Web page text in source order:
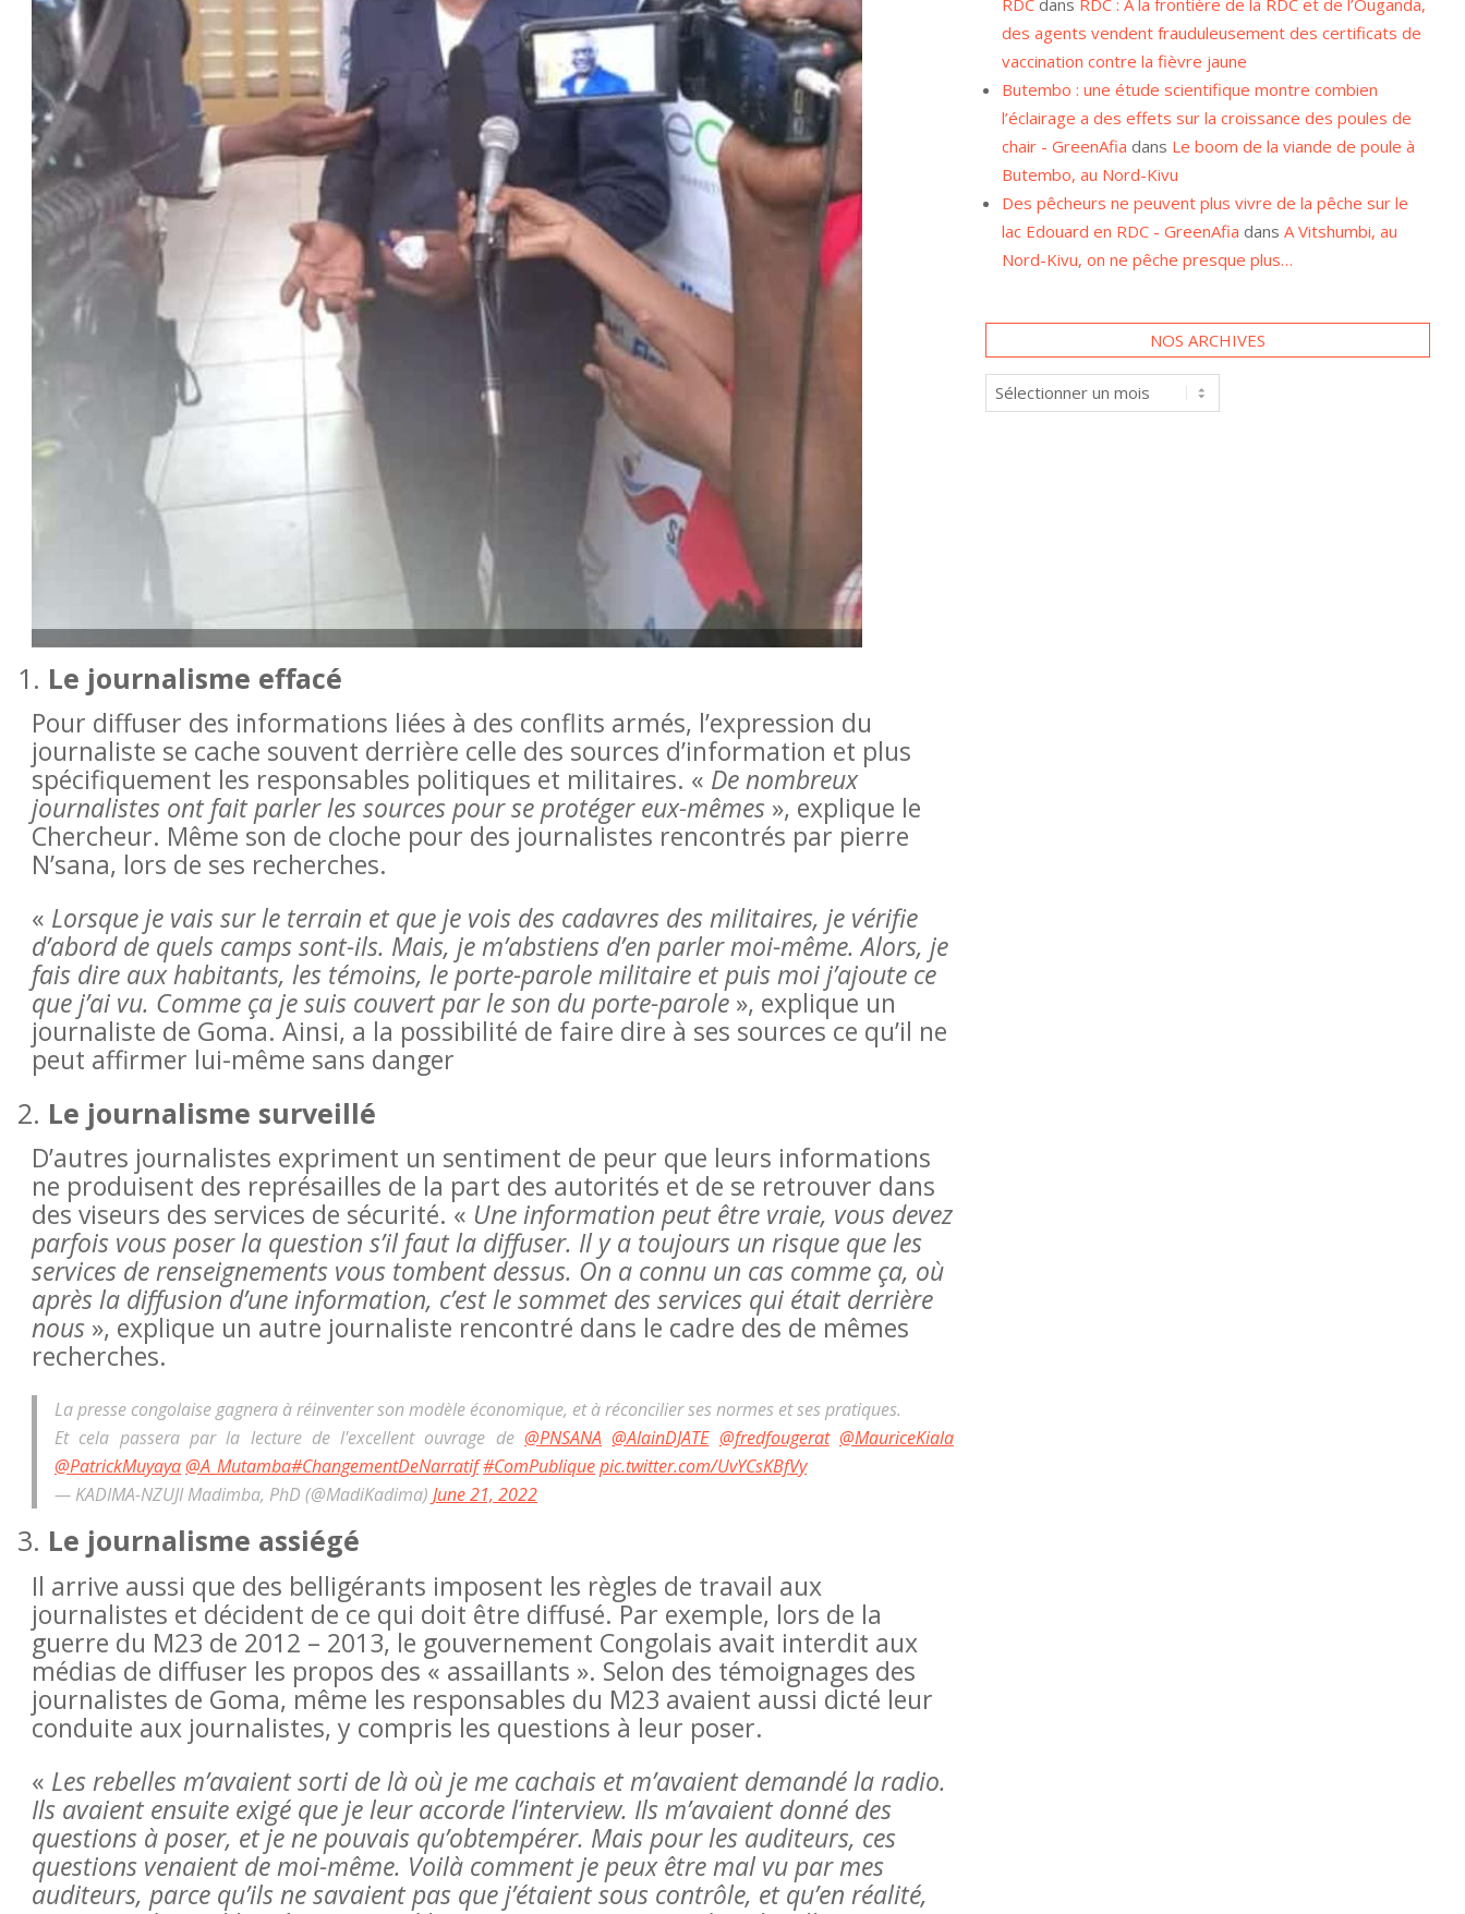
Le journalisme effacé
Pour diffuser des informations liées à des conflits armés, l’expression du
journaliste se cache souvent derrière celle des sources d’information et plus
spécifiquement les responsables politiques et militaires. « De nombreux
journalistes ont fait parler les sources pour se protéger eux-mêmes », explique le
Chercheur. Même son de cloche pour des journalistes rencontrés par pierre
N’sana, lors de ses recherches.
« Lorsque je vais sur le terrain et que je vois des cadavres des militaires, je vérifie
d’abord de quels camps sont-ils. Mais, je m’abstiens d’en parler moi-même. Alors, je
fais dire aux habitants, les témoins, le porte-parole militaire et puis moi j’ajoute ce
que j’ai vu. Comme ça je suis couvert par le son du porte-parole », explique un
journaliste de Goma. Ainsi, a la possibilité de faire dire à ses sources ce qu’il ne
peut affirmer lui-même sans danger
Le journalisme surveillé
D’autres journalistes expriment un sentiment de peur que leurs informations
ne produisent des représailles de la part des autorités et de se retrouver dans
des viseurs des services de sécurité. « Une information peut être vraie, vous devez
parfois vous poser la question s’il faut la diffuser. Il y a toujours un risque que les
services de renseignements vous tombent dessus. On a connu un cas comme ça, où
après la diffusion d’une information, c’est le sommet des services qui était derrière
nous », explique un autre journaliste rencontré dans le cadre des de mêmes
recherches.
La presse congolaise gagnera à réinventer son modèle économique, et à réconcilier ses normes et ses pratiques.
Et cela passera par la lecture de l'excellent ouvrage de@PNSANA @AlainDJATE @fredfougerat @MauriceKiala
@PatrickMuyaya@A_Mutamba#ChangementDeNarratif#ComPubliquepic.twitter.com/UvYCsKBfVy
— KADIMA-NZUJI Madimba, PhD (@MadiKadima) June 21, 2022
Le journalisme assiégé
Il arrive aussi que des belligérants imposent les règles de travail aux
journalistes et décident de ce qui doit être diffusé. Par exemple, lors de la
guerre du M23 de 2012 – 2013, le gouvernement Congolais avait interdit aux
médias de diffuser les propos des « assaillants ». Selon des témoignages des
journalistes de Goma, même les responsables du M23 avaient aussi dicté leur
conduite aux journalistes, y compris les questions à leur poser.
« Les rebelles m’avaient sorti de là où je me cachais et m’avaient demandé la radio.
Ils avaient ensuite exigé que je leur accorde l’interview. Ils m’avaient donné des
questions à poser, et je ne pouvais qu’obtempérer. Mais pour les auditeurs, ces
questions venaient de moi-même. Voilà comment je peux être mal vu par mes
auditeurs, parce qu’ils ne savaient pas que j’étaient sous contrôle, et qu’en réalité,
des agents vendent frauduleusement des certificats de
vaccination contre la fièvre jaune
Butembo : une étude scientifique montre combien
l’éclairage a des effets sur la croissance des poules de
chair - GreenAfiadans Le boom de la viande de poule à
Butembo, au Nord-Kivu
Des pêcheurs ne peuvent plus vivre de la pêche sur le
lac Edouard en RDC - GreenAfiadansA Vitshumbi, au
Nord-Kivu, on ne pêche presque plus…
NOS ARCHIVES
Nos
archives